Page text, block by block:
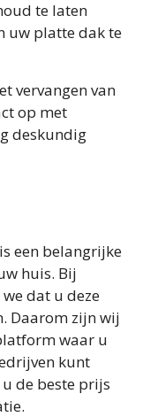
te laten
uw platte dak te
vervangen van
op met
deskundig
een belangrijke
huis. Bij
dat u deze
Daarom zijn wij
waar u
kunt
de beste prijs